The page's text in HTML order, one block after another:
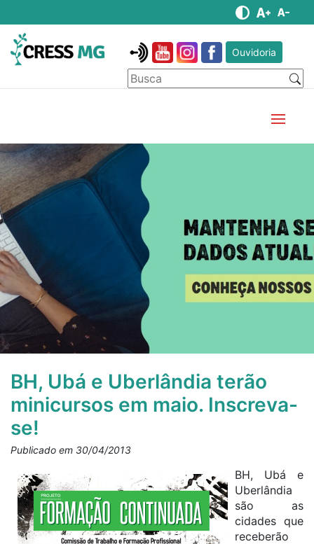
Ouvidoria
BH, Ubá e Uberlândia terão
minicursos em maio. Inscreva-
se!
Publicado em 30/04/2013
BH, Ubá e
Uberlândia
são as
cidades que
receberão